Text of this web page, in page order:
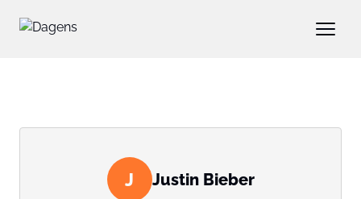
J Justin Bieber